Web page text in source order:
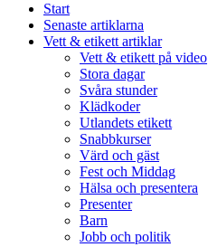
Start
Senaste artiklarna
Vett & etikett artiklar
Vett & etikett på video
Stora dagar
Svåra stunder
Klädkoder
Utlandets etikett
Snabbkurser
Värd och gäst
Fest och Middag
Hälsa och presentera
Presenter
Barn
Jobb och politik